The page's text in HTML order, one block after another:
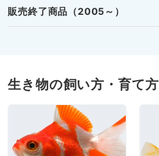
販売終了商品（2005～）
生き物の飼い方・育て方